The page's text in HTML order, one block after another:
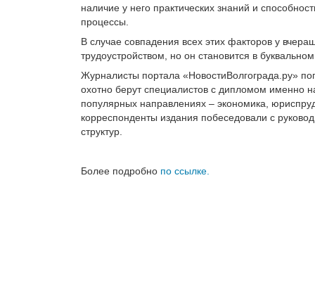
наличие у него практических знаний и
процессы.
В случае совпадения всех этих факторов у
трудоустройством, но он становится в
Журналисты портала «НовостиВолгограда.ру»
охотно берут специалистов с дипломом именно
популярных направлениях – экономика,
корреспонденты издания побеседовали с
структур.
Более подробно по ссылке.